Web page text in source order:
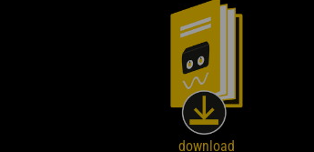
download